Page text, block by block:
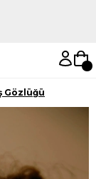
Gözlüğü